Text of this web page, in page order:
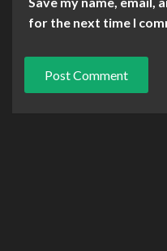
for the next time I